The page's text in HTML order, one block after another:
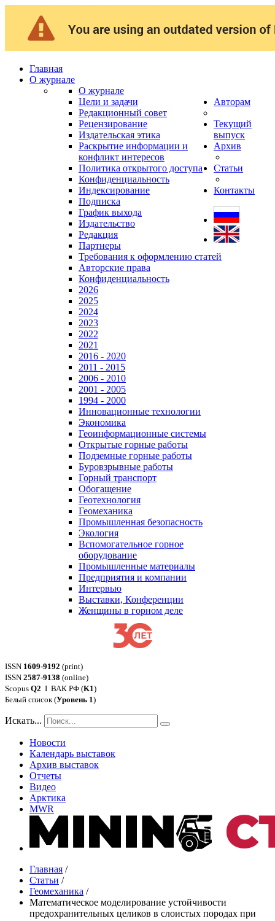
Главная
О журнале
О журнале
Цели и задачи
Редакционный совет
Рецензирование
Издательская этика
Раскрытие информации и
конфликт интересов
Политика открытого доступа
Конфиденциальность
Индексирование
Подписка
График выхода
Издательство
Редакция
Партнеры
Авторам
Требования к оформлению статей
Авторские права
Конфиденциальность
Текущий
выпуск
Архив
2026
2025
2024
2023
2022
2021
2016 - 2020
2011 - 2015
2006 - 2010
2001 - 2005
1994 - 2000
Статьи
Инновационные технологии
Экономика
Геоинформационные системы
Открытые горные работы
Подземные горные работы
Буровзрывные работы
Горный транспорт
Обогащение
Геотехнология
Геомеханика
Промышленная безопасность
Экология
Вспомогательное горное
оборудование
Промышленные материалы
Предприятия и компании
Интервью
Выставки, Конференции
Женщины в горном деле
Контакты
ISSN 1609-9192 (print)
ISSN 2587-9138 (online)
Scopus Q2 Ι ВАК РФ (K1)
Белый список (Уровень 1)
Искать...
Новости
Календарь выставок
Архив выставок
Отчеты
Видео
Арктика
MWR
Главная /
Статьи /
Геомеханика /
Математическое моделирование устойчивости
предохранительных целиков в слоистых породах при